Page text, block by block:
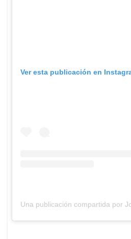
Ver esta publicación en
Una publicación compartida por